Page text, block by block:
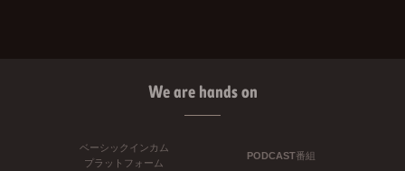
We are hands on
ベーシックインカム
プラットフォーム
PODCAST番組